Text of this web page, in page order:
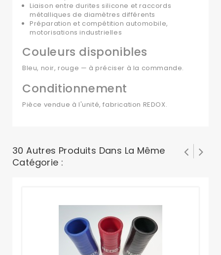
Liaison entre durites silicone et raccords
métalliques de diamètres différents
Préparation et compétition automobile,
motorisations industrielles
Couleurs disponibles
Bleu, noir, rouge — à préciser à la commande.
Conditionnement
Pièce vendue à l'unité, fabrication REDOX.
30 Autres Produits Dans La Même
Catégorie :